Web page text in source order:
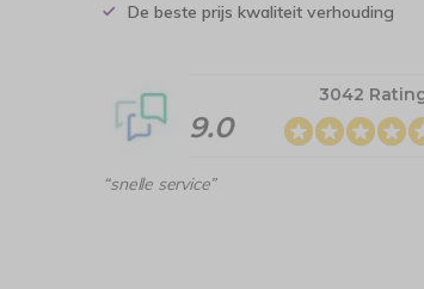
De beste prijs kwaliteit verhouding
9.0
3042
“snelle service”